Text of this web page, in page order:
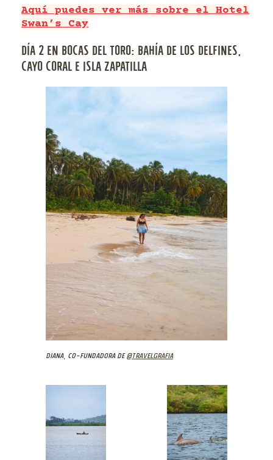
Aquí puedes ver más sobre el Hotel
Swan’s Cay
DÍA 2 EN BOCAS DEL TORO: BAHÍA DE LOS DELFINES,
CAYO CORAL E ISLA ZAPATILLA
Diana, co-fundadora de@travelgrafia